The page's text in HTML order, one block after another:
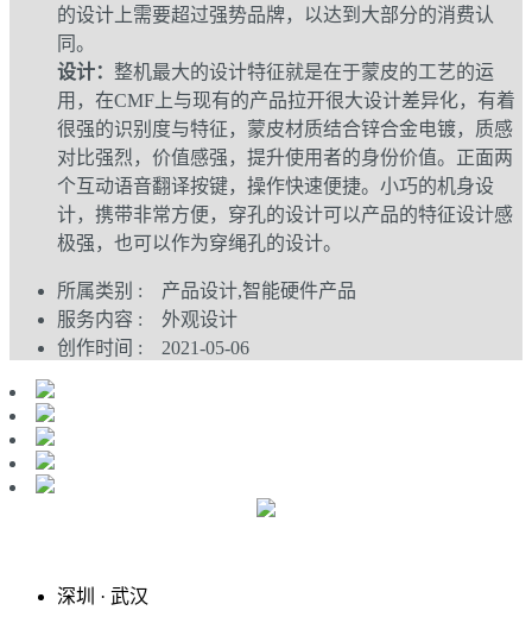
的设计上需要超过强势品牌，以达到大部分的消费认
同。
设计： 整机最大的设计特征就是在于蒙皮的工艺的运
用，在CMF上与现有的产品拉开很大设计差异化，有着
很强的识别度与特征，蒙皮材质结合锌合金电镀，质感
对比强烈，价值感强，提升使用者的身份价值。正面两
个互动语音翻译按键，操作快速便捷。小巧的机身设
计，携带非常方便，穿孔的设计可以产品的特征设计感
极强，也可以作为穿绳孔的设计。
所属类别 : 产品设计,智能硬件产品
服务内容 : 外观设计
创作时间 : 2021-05-06
深圳 · 武汉